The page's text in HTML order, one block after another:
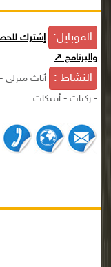
الموبايل: إشترك
والبرنامج ↗
النشاط :
أثاث
- ركنات - أنتيكات